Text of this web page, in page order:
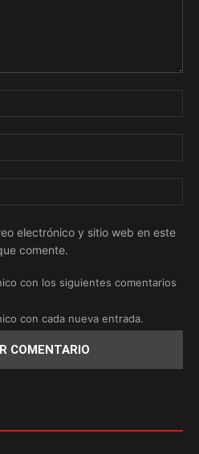
electrónico y sitio web en este
comente.
con los siguientes comentarios
con cada nueva entrada.